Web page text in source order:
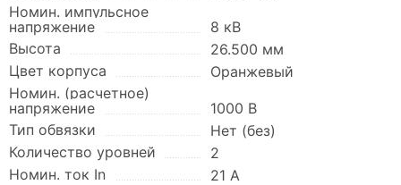
Номин. импульсное
напряжение
8 кВ
Высота
26.500 мм
Цвет корпуса
Оранжевый
Номин. (расчетное)
напряжение
1000 В
Тип обвязки
Нет (без)
Количество уровней
2
Номин. ток In
21 А